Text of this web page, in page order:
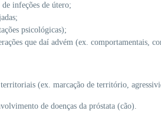
infeções de útero;
psicológicas);
que daí advém (ex. comportamentais,
(ex. marcação de território,
de doenças da próstata (cão).